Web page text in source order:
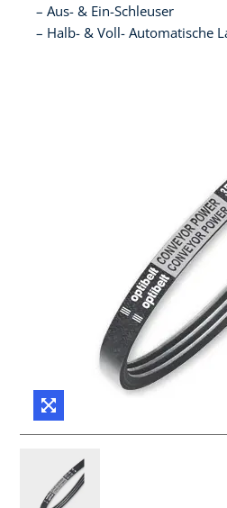
Aus- & Ein-Schleuser
Halb- & Voll- Automatische